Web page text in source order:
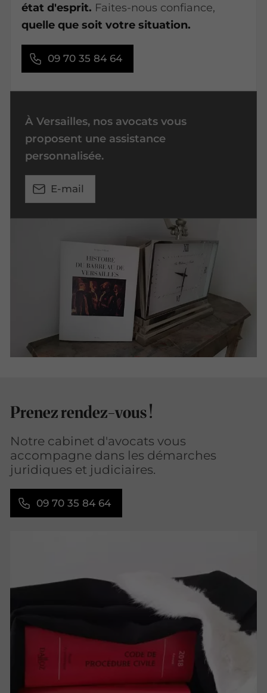
état d'esprit. Faites-nous confiance,
quelle que soit votre situation.
09 70 35 84 64
À Versailles, nos avocats vous
proposent une assistance
personnalisée.
E-mail
Prenez rendez-vous !
Notre cabinet d'avocats vous
accompagne dans les démarches
juridiques et judiciaires.
09 70 35 84 64